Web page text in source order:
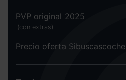
PVP original 2025
(con extras)
Precio oferta Sibuscascoche